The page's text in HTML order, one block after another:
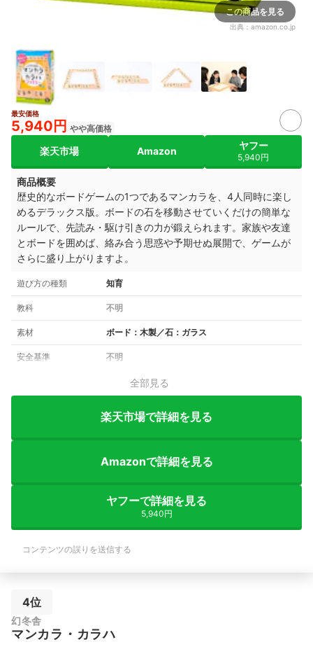
この商品を見る
出典： amazon.co.jp
最安価格
5,940円 やや高価格
楽天市場 Amazon ヤフー
5,940円
商品概要
歴史的なボードゲームの1つであるマンカラを、4人同時に楽し
めるデラックス版。ボードの石を移動させていくだけの簡単な
ルールで、先読み・駆け引きの力が鍛えられます。家族や友達
とボードを囲めば、絡み合う思惑や予期せぬ展開で、ゲームが
さらに盛り上がりますよ。
遊び方の種類 知育
教科 不明
素材 ボード：木製／石：ガラス
安全基準 不明
全部見る
楽天市場で詳細を見る
Amazonで詳細を見る
ヤフーで詳細を見る
5,940円
コンテンツの誤りを送信する
4位
幻冬舎
マンカラ・カラハ